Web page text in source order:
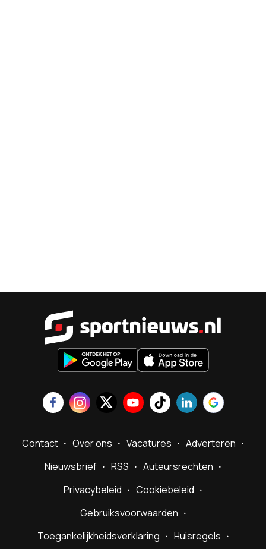
Contact Over ons Vacatures
Adverteren
Nieuwsbrief
RSS
Auteursrechten
Privacybeleid
Cookiebeleid
Gebruiksvoorwaarden
Toegankelijkheidsverklaring
Huisregels